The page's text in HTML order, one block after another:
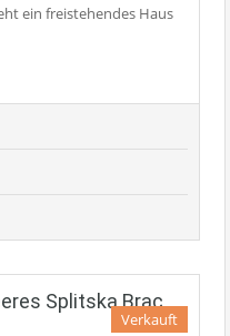
ein freistehendes Haus
Splitska Brac
Verkauft